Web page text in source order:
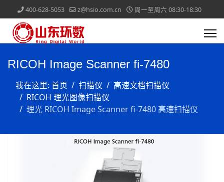
400-628-5053 z@hsio.com.cn 周一至周六 08:30-18:30
RICOH Image Scanner fi-7480
我在这里: 首页 扫描仪
高速文档扫描仪
RICOH 理光图像扫描仪
理光 RICOH Image Scanner fi-7480 高速扫描仪